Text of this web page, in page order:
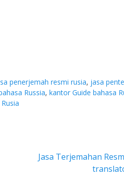
penerjemah resmi rusia, jasa
Russia, kantor Guide bahasa
Jasa Terjemahan